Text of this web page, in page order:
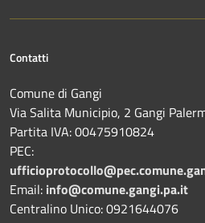
Contatti
Comune di Gangi
Via Salita Municipio, 2 Gangi
Partita IVA: 00475910824
PEC:
Email: info@comune.gangi.pa.it
Centralino Unico: 0921644076